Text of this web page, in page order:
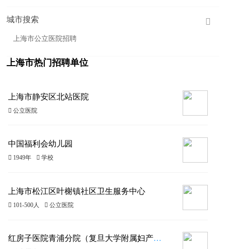
城市搜索 
上海市公立医院招聘
上海市热门招聘单位
上海市静安区北站医院
 公立医院
中国福利会幼儿园
 1949年  学校
上海市松江区叶榭镇社区卫生服务中心
 101-500人  公立医院
红房子医院青浦分院（复旦大学附属妇产科医院长三角一体化示范区青浦分院）